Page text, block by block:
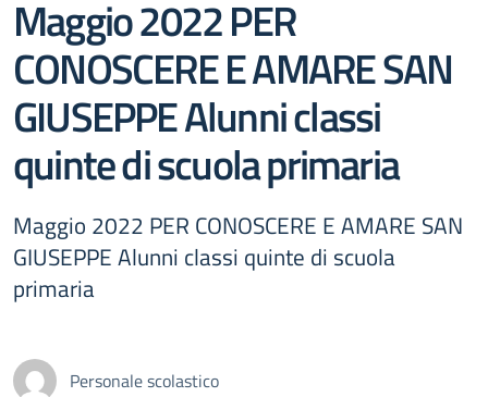
Maggio 2022 PER
CONOSCERE E AMARE SAN
GIUSEPPE Alunni classi
quinte di scuola primaria
Maggio 2022 PER CONOSCERE E AMARE SAN
GIUSEPPE Alunni classi quinte di scuola
primaria
Personale scolastico